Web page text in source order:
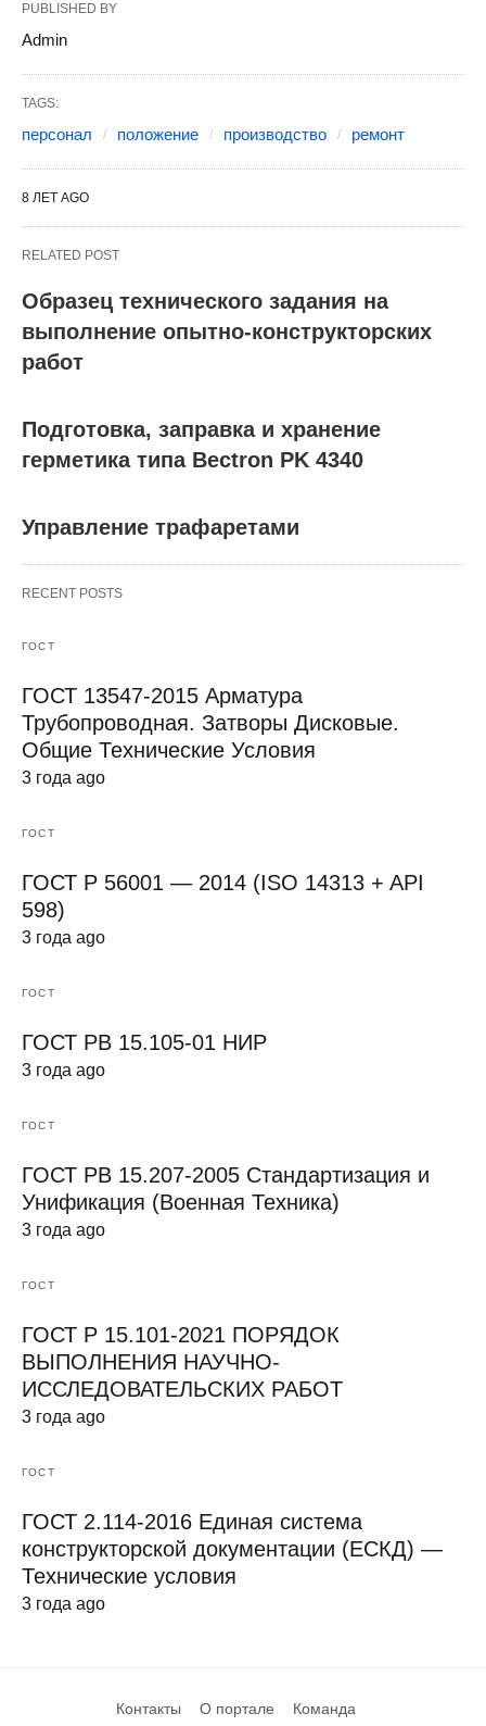
PUBLISHED BY
Admin
TAGS:
персонал положение производство ремонт
8 ЛЕТ AGO
RELATED POST
Образец технического задания на
выполнение опытно-конструкторских
работ
Подготовка, заправка и хранение
герметика типа Bectron PK 4340
Управление трафаретами
RECENT POSTS
ГОСТ
ГОСТ 13547-2015 Арматура
Трубопроводная. Затворы Дисковые.
Общие Технические Условия
3 года ago
ГОСТ
ГОСТ Р 56001 — 2014 (ISO 14313 + API
598)
3 года ago
ГОСТ
ГОСТ РВ 15.105-01 НИР
3 года ago
ГОСТ
ГОСТ РВ 15.207-2005 Стандартизация и
Унификация (Военная Техника)
3 года ago
ГОСТ
ГОСТ Р 15.101-2021 ПОРЯДОК
ВЫПОЛНЕНИЯ НАУЧНО-
ИССЛЕДОВАТЕЛЬСКИХ РАБОТ
3 года ago
ГОСТ
ГОСТ 2.114-2016 Единая система
конструкторской документации (ЕСКД) —
Технические условия
3 года ago
Контакты О портале Команда